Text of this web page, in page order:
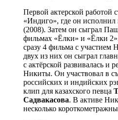
Первой актерской работой
«Индиго», где он
(2008). Затем он сыграл
фильмах «Ёлки» и «Ёлки
сразу 4 фильма с участием
двух из них он сыграл
с актёрской развивалась и
Никиты. Он участвовал в
российских и индийских
клип для казахского певца
Садвакасова. В активе
несколько